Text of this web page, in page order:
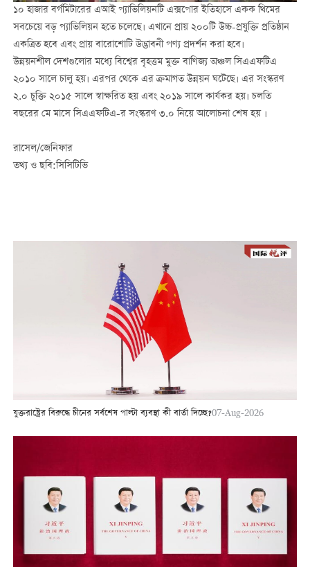
১০ হাজার বর্গমিটারের এআই প্যাভিলিয়নটি এক্সপোর ইতিহাসে একক থিমের
সবচেয়ে বড় প্যাভিলিয়ন হতে চলেছে। এখানে প্রায় ২০০টি উচ্চ-প্রযুক্তি প্রতিষ্ঠান
একত্রিত হবে এবং প্রায় বারোশোটি উদ্ভাবনী পণ্য প্রদর্শন করা হবে।
উন্নয়নশীল দেশগুলোর মধ্যে বিশ্বের বৃহত্তম মুক্ত বাণিজ্য অঞ্চল সিএএফটিএ
২০১০ সালে চালু হয়। এরপর থেকে এর ক্রমাগত উন্নয়ন ঘটেছে। এর সংস্করণ
২.০ চুক্তি ২০১৫ সালে স্বাক্ষরিত হয় এবং ২০১৯ সালে কার্যকর হয়। চলতি
বছরের মে মাসে সিএএফটিএ-র সংস্করণ ৩.০ নিয়ে আলোচনা শেষ হয় ।
রাসেল/জেনিফার
তথ্য ও ছবি:সিসিটিভি
যুক্তরাষ্ট্রের বিরুদ্ধে চীনের সর্বশেষ পাল্টা ব্যবস্থা কী বার্তা দিচ্ছে?07-Aug-2026